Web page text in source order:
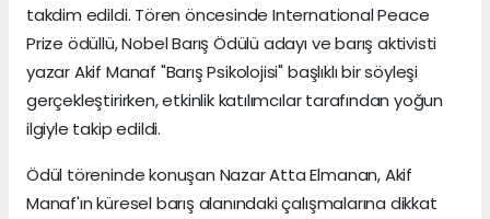
takdim edildi. Tören öncesinde International Peace
Prize ödüllü, Nobel Barış Ödülü adayı ve barış aktivisti
yazar Akif Manaf "Barış Psikolojisi" başlıklı bir söyleşi
gerçekleştirirken, etkinlik katılımcılar tarafından yoğun
ilgiyle takip edildi.
Ödül töreninde konuşan Nazar Atta Elmanan, Akif
Manaf'ın küresel barış alanındaki çalışmalarına dikkat